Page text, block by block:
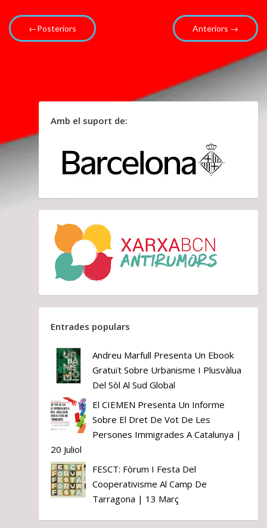
←Posteriors Anteriors →
Amb el suport de:
Entrades populars
Andreu Marfull Presenta Un Ebook
Gratuït Sobre Urbanisme I Plusvàlua
Del Sòl Al Sud Global
El CIEMEN Presenta Un Informe
Sobre El Dret De Vot De Les
Persones Immigrades A Catalunya |
20 Juliol
FESCT: Fòrum I Festa Del
Cooperativisme Al Camp De
Tarragona | 13 Març